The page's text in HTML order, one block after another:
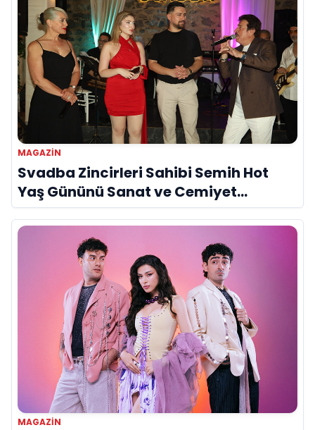
MAGAZİN
Svadba Zincirleri Sahibi Semih Hot
Yaş Gününü Sanat ve Cemiyet
Dünyasının Ünlü İsimleriyle Kutladı!
MAGAZİN